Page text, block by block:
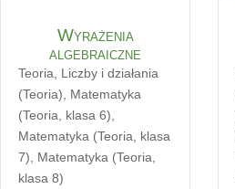
Wyrażenia
algebraiczne
Teoria, Liczby i działania
(Teoria), Matematyka
(Teoria, klasa 6),
Matematyka (Teoria, klasa
7), Matematyka (Teoria,
klasa 8)